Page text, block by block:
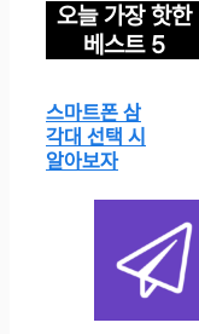
오늘 가장 핫한
베스트 5
스마트폰 삼
각대 선택 시
알아보자